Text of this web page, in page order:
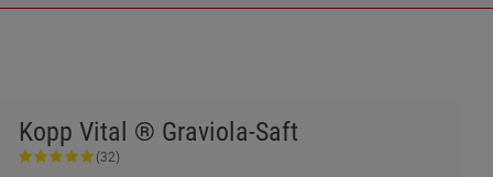
Kopp Vital ® Graviola-Saft
(32)